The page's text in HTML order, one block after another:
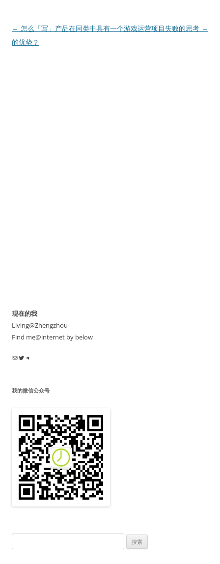
文
章
← 怎么「写」产品在同类中具有
的优势？
一个游戏运营项目失败的思考 →
现在的我
Living@Zhengzhou
Find me@internet by below
电子邮件Twitter Telegram
我的微信公众号
索：